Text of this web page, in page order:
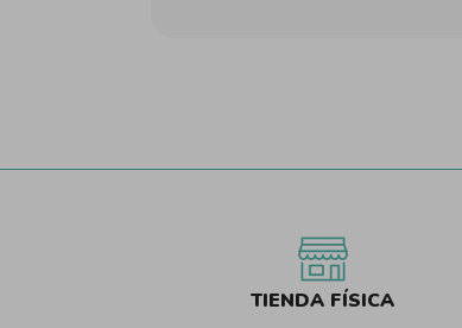
TIENDA FÍSICA